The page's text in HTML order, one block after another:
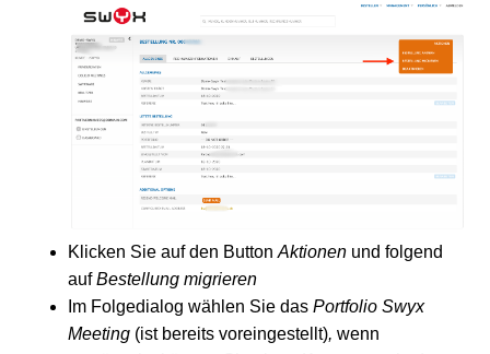
Klicken Sie auf den ButtonAktionen und folgend
aufBestellung migrieren
Im Folgedialog wählen Sie dasPortfolio Swyx
Meeting (ist bereits voreingestellt), wenn